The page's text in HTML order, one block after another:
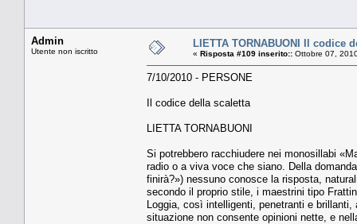
Admin
Utente non iscritto
LIETTA TORNABUONI Il codice
« Risposta #109 inserito:: Ottobre 07,
7/10/2010 - PERSONE
Il codice della scaletta
LIETTA TORNABUONI
Si potrebbero racchiudere nei monosillabi
radio o a viva voce che siano. Della
finirà?») nessuno conosce la risposta,
secondo il proprio stile, i maestrini tipo
Loggia, così intelligenti, penetranti e
situazione non consente opinioni nette, e